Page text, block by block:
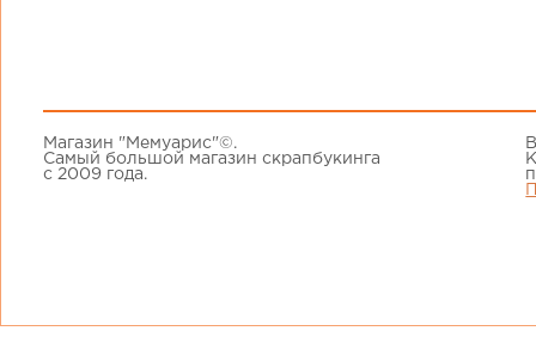
Магазин "Мемуарис"©.
Самый большой магазин скрапбукинга
с 2009 года.